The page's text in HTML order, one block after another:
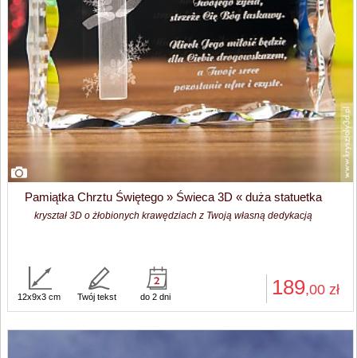
Pamiątka Chrztu Świętego » Świeca 3D « duża statuetka
kryształ 3D o żłobionych krawędziach z Twoją własną dedykacją
189,00 zł
12x9x3 cm Twój tekst do 2 dni